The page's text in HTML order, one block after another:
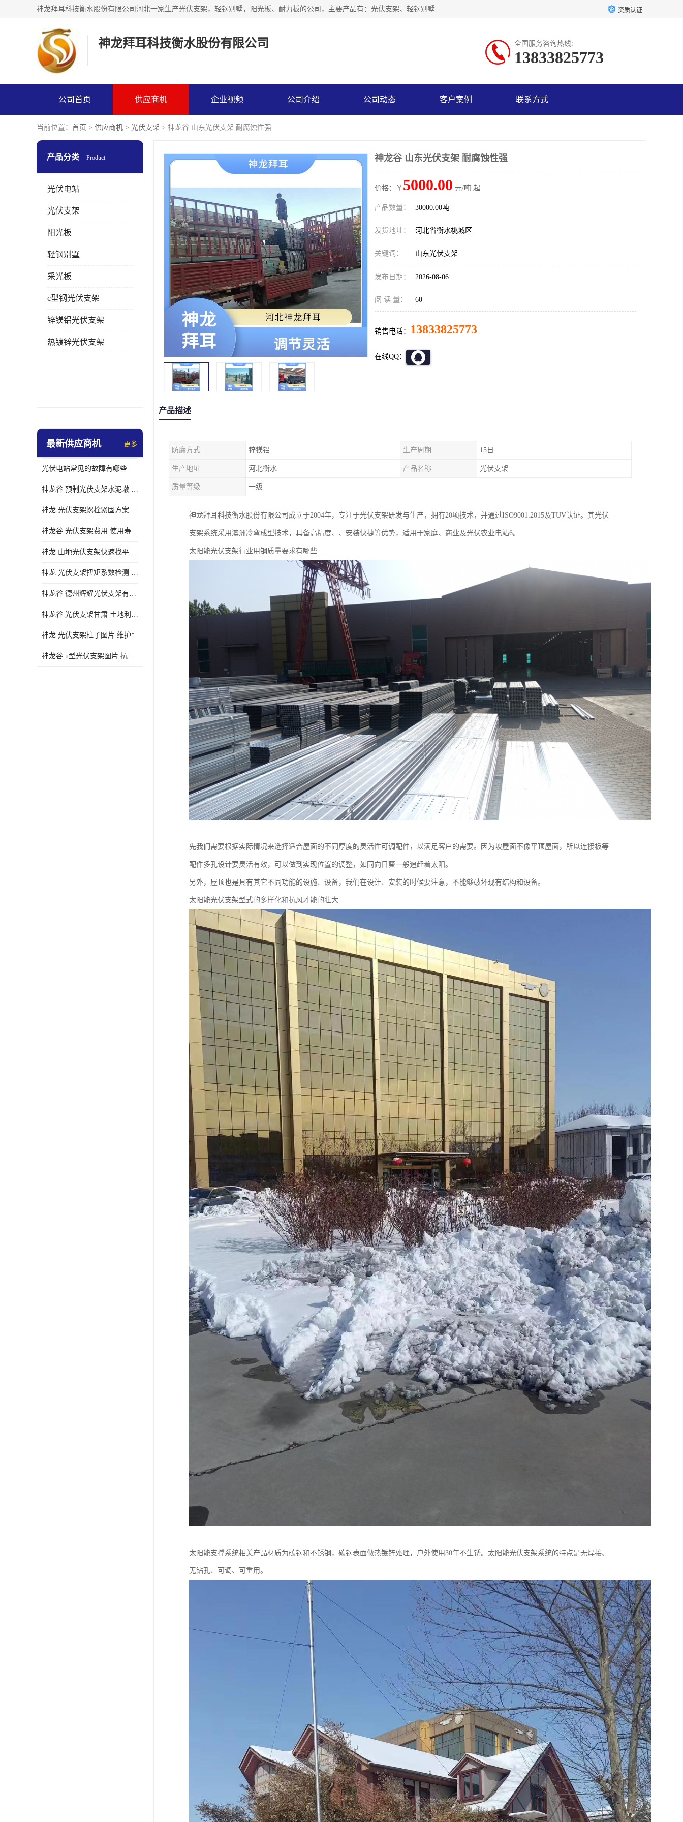
神龙拜耳科技衡水股份有限公司河北一家生产光伏支架，轻钢别墅，阳光板、耐力板的公司，主要产品有：光伏支架、轻钢别墅、阳光板、耐力板、采光板等，公司参与制定了多项标准。 资质认证
神龙拜耳科技衡水股份有限公司 全国服务咨询热线:
13833825773
公司首页 供应商机 企业视频 公司介绍 公司动态 客户案例 联系方式
当前位置： 首页 > 供应商机 > 光伏支架 > 神龙谷 山东光伏支架 耐腐蚀性强
产品分类 Product
光伏电站
光伏支架
阳光板
轻钢别墅
采光板
c型钢光伏支架
锌镁铝光伏支架
热镀锌光伏支架
最新供应商机 更多
光伏电站常见的故障有哪些
神龙谷 预制光伏支架水泥墩 抗震性能优
神龙 光伏支架螺栓紧固方案 土地利用率高
神龙谷 光伏支架费用 使用寿命长
神龙 山地光伏支架快速找平 抗风耐压
神龙 光伏支架扭矩系数检测 适应性强
神龙谷 德州辉耀光伏支架有限公司 材质多样
神龙谷 光伏支架甘肃 土地利用率高
神龙 光伏支架柱子图片 维护*
神龙谷 u型光伏支架图片 抗紫外线
神龙谷 山东光伏支架 耐腐蚀性强
价格：￥ 5000.00 元/吨 起
产品数量： 30000.00吨
发货地址： 河北省衡水桃城区
关键词： 山东光伏支架
发布日期： 2026-08-06
阅 读 量： 60
销售电话： 13833825773
在线QQ：
产品描述
防腐方式 锌镁铝 生产周期 15日
生产地址 河北衡水 产品名称 光伏支架
质量等级 一级
神龙拜耳科技衡水股份有限公司成立于2004年，专注于光伏支架研发与生产，拥有20项技术，并通过ISO9001:2015及TUV认证。其光伏
支架系统采用澳洲冷弯成型技术，具备高精度、、安装快捷等优势，适用于家庭、商业及光伏农业电站6。
太阳能光伏支架行业用钢质量要求有哪些
先我们需要根据实际情况来选择适合屋面的不同厚度的灵活性可调配件，以满足客户的需要。因为坡屋面不像平顶屋面，所以连接板等
配件多孔设计要灵活有效，可以做到实现位置的调整，如同向日葵一般追赶着太阳。
另外，屋顶也是具有其它不同功能的设施、设备，我们在设计、安装的时候要注意，不能够破坏现有结构和设备。
太阳能光伏支架型式的多样化和抗风才能的壮大
太阳能支撑系统相关产品材质为碳钢和不锈钢，碳钢表面做热镀锌处理，户外使用30年不生锈。太阳能光伏支架系统的特点是无焊接、
无钻孔、可调、可重用。